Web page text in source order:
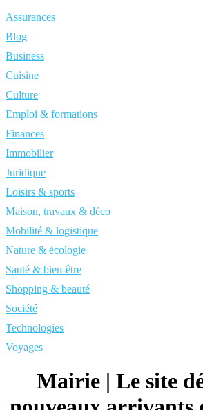
Assurances
Blog
Business
Cuisine
Culture
Emploi & formations
Finances
Immobilier
Juridique
Loisirs & sports
Maison, travaux & déco
Mobilité & logistique
Nature & écologie
Santé & bien-être
Shopping & beauté
Société
Technologies
Voyages
Mairie | Le site